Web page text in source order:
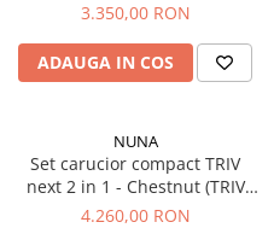
3.350,00 RON
ADAUGA IN COS
NUNA
Set carucior compact TRIV
next 2 in 1 - Chestnut (TRIV
next + LYTL)
4.260,00 RON